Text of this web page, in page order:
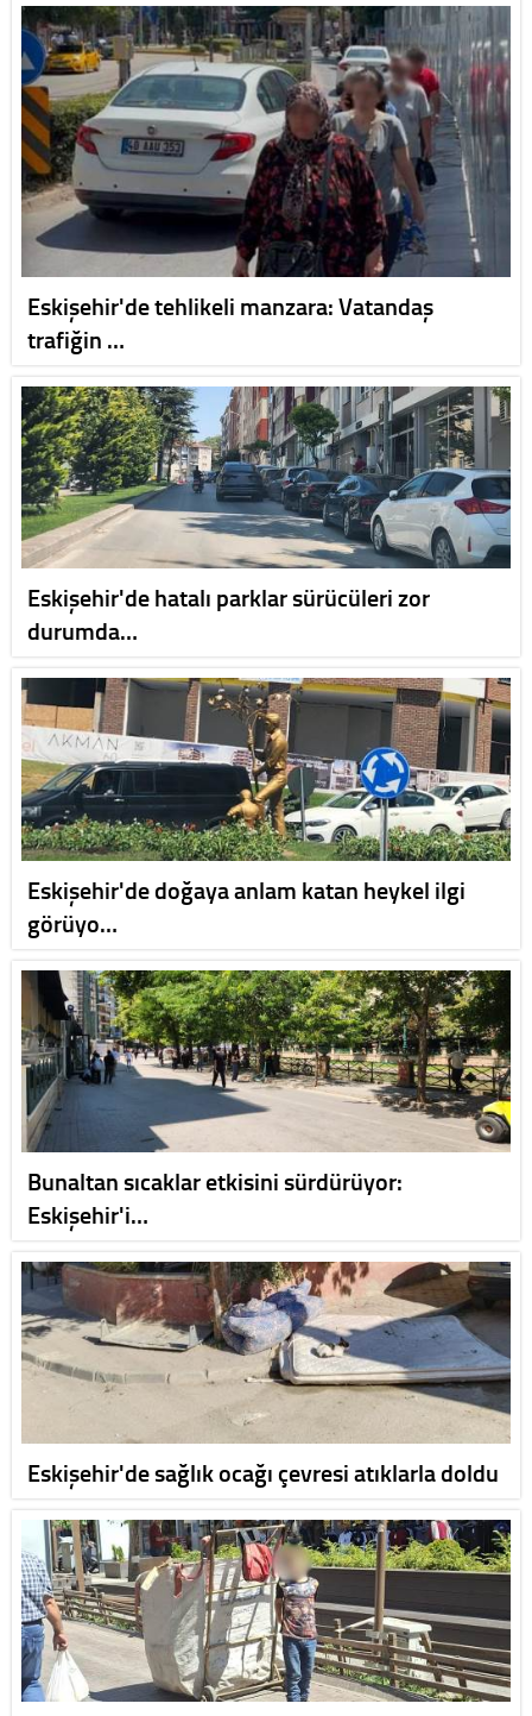
Eskişehir'de tehlikeli manzara: Vatandaş
trafiğin …
Eskişehir'de hatalı parklar sürücüleri zor
durumda…
Eskişehir'de doğaya anlam katan heykel ilgi
görüyo…
Bunaltan sıcaklar etkisini sürdürüyor:
Eskişehir'i…
Eskişehir'de sağlık ocağı çevresi atıklarla doldu